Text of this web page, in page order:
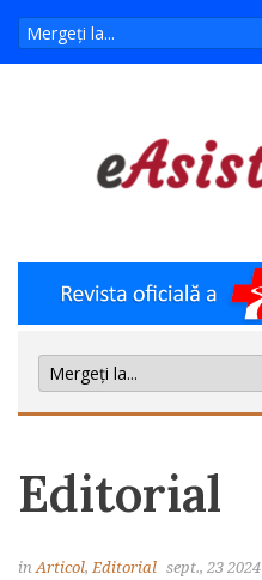
Editorial
inArticol, Editorial sept., 23 2024